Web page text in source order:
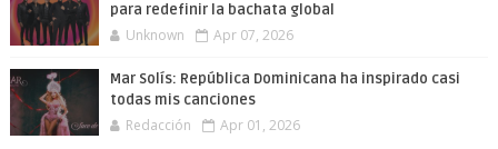
para redefinir la bachata global
Unknown Apr 07, 2026
Mar Solís: República Dominicana ha inspirado casi
todas mis canciones
Redacción Apr 01, 2026